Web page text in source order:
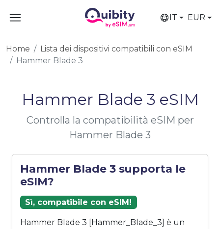
IT EUR
Home
Lista dei dispositivi compatibili con eSIM
Hammer Blade 3
Hammer Blade 3 eSIM
Controlla la compatibilità eSIM per
Hammer Blade 3
Hammer Blade 3 supporta le
eSIM?
Sì, compatibile con eSIM!
Hammer Blade 3 [Hammer_Blade_3] è un